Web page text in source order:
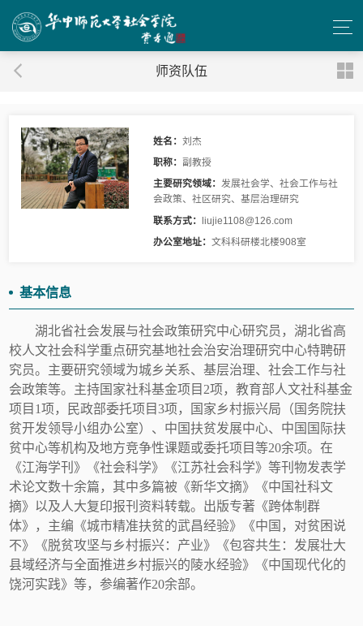
师资队伍
姓名： 刘杰
职称： 副教授
主要研究领域： 发展社会学、社会工作与社
会政策、社区研究、基层治理研究
联系方式： liujie1108@126.com
办公室地址： 文科科研楼北楼908室
基本信息
湖北省社会发展与社会政策研究中心研究员，湖北省高
校人文社会科学重点研究基地社会治安治理研究中心特聘研
究员。主要研究领域为城乡关系、基层治理、社会工作与社
会政策等。主持国家社科基金项目 2项，教育部人文社科基金
项目1项，民政部委托项目3项，国家乡村振兴局（国务院扶
贫开发领导小组办公室）、中国扶贫发展中心、中国国际扶
贫中心等机构及地方竞争性课题或委托项目等20余项。在
《江海学刊》《社会科学》《江苏社会科学》等刊物发表学
术论文数十余篇，其中多篇被《新华文摘》《中国社科文
摘》以及人大复印报刊资料转载。出版专著《跨体制群
体》，主编《城市精准扶贫的武昌经验》《中国，对贫困说
不》《脱贫攻坚与乡村振兴：产业》《包容共生：发展壮大
县域经济与全面推进乡村振兴的陵水经验》《中国现代化的
饶河实践》等，参编著作20余部。